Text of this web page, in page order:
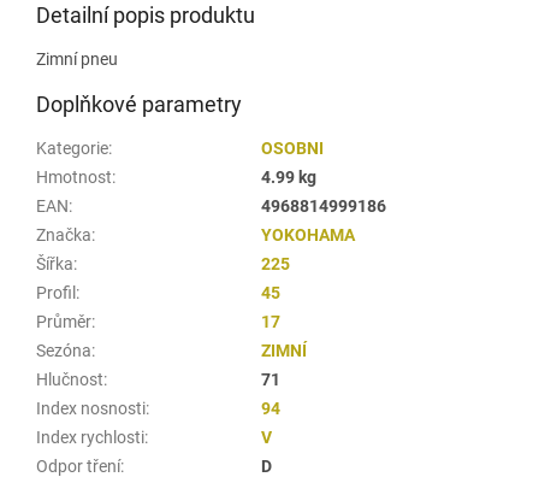
Detailní popis produktu
Zimní pneu
Doplňkové parametry
Kategorie:
OSOBNI
Hmotnost:
4.99 kg
EAN:
4968814999186
Značka:
YOKOHAMA
Šířka:
225
Profil :
45
Průměr:
17
Sezóna:
ZIMNÍ
Hlučnost:
71
Index nosnosti:
94
Index rychlosti:
V
Odpor tření:
D